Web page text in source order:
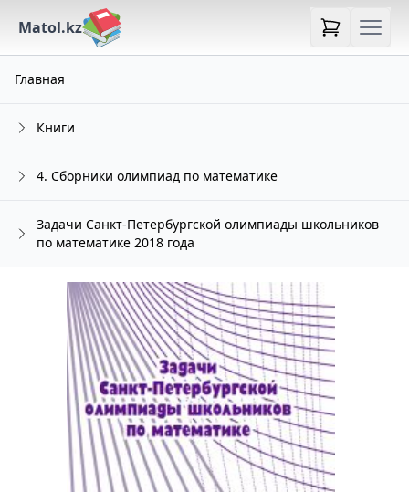
Matol.kz
Главная
Книги
4. Сборники олимпиад по математике
Задачи Санкт-Петербургской олимпиады школьников
по математике 2018 года